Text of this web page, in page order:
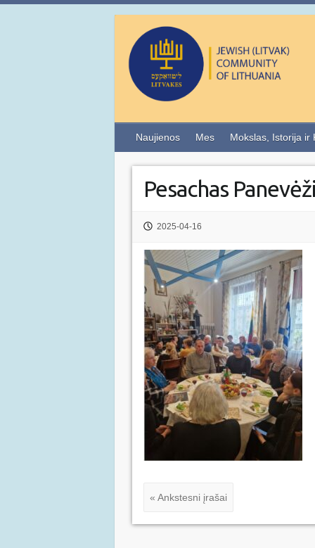
Naujienos Mes Mokslas, Istorija ir
Pesachas
2025-04-16
« Ankstesni įrašai